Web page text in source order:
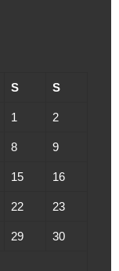
S S
1 2
8 9
15 16
22 23
29 30